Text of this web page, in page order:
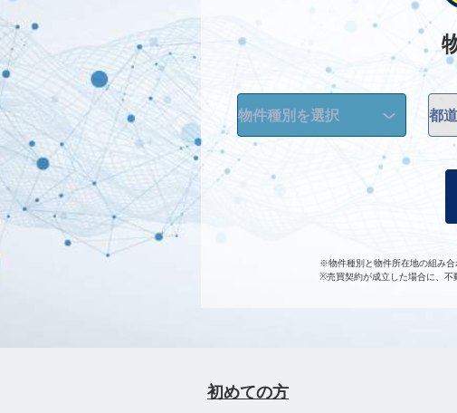
※物件種別と物件所在地の組み合
※売買契約が成立した場合に、不
初めての方